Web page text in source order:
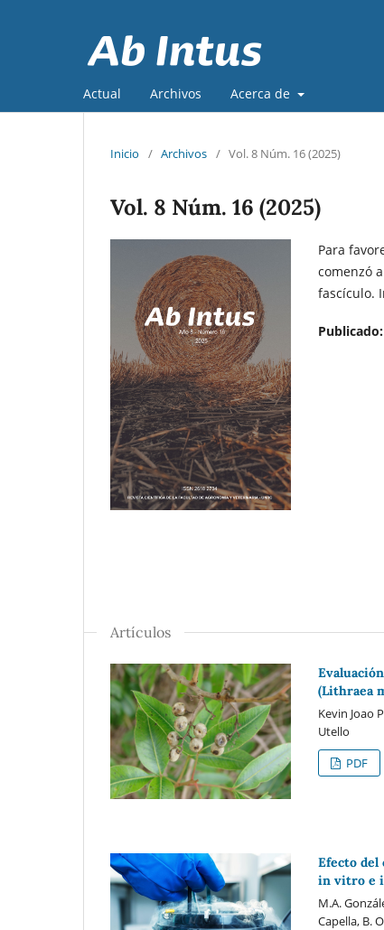
Actual Archivos Acerca de
Inicio / Archivos / Vol. 8 Núm. 16 (2025)
Vol. 8 Núm. 16 (2025)
Para
comenzó
fascículo.
Publicado:
Artículos
(Lithraea
Kevin Joao
Utello
PDF
Efecto del
in vitro e
M.A.
Capella, B.